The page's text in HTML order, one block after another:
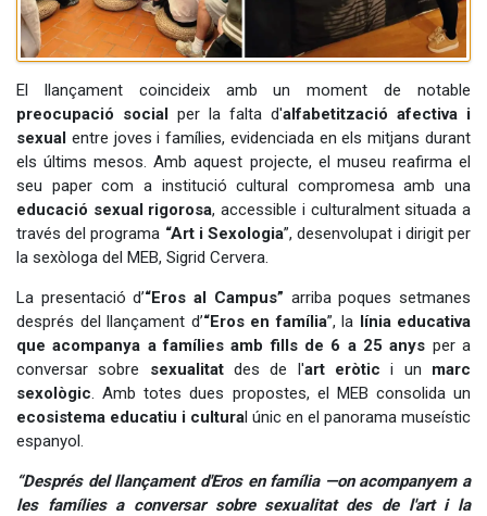
El llançament coincideix amb un moment de notable
preocupació social per la falta d'alfabetització afectiva i
sexual entre joves i famílies, evidenciada en els mitjans durant
els últims mesos. Amb aquest projecte, el museu reafirma el
seu paper com a institució cultural compromesa amb una
educació sexual rigorosa, accessible i culturalment situada a
través del programa “Art i Sexologia”, desenvolupat i dirigit per
la sexòloga del MEB, Sigrid Cervera.
La presentació d’“Eros al Campus” arriba poques setmanes
després del llançament d’“Eros en família”, la línia educativa
que acompanya a famílies amb fills de 6 a 25 anys per a
conversar sobre sexualitatdes de l'art eròtic i un marc
sexològic. Amb totes dues propostes, el MEB consolida un
ecosistema educatiu i cultural únic en el panorama museístic
espanyol.
“Després del llançament d'Eros en família —on acompanyem a
les famílies a conversar sobre sexualitat des de l'art i la